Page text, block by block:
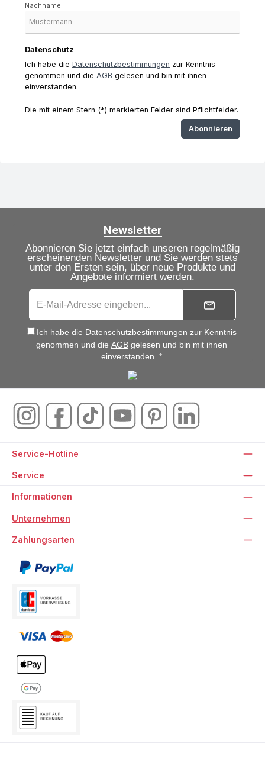
Nachname
Datenschutz
Ich habe die Datenschutzbestimmungen zur Kenntnis
genommen und die AGB gelesen und bin mit ihnen
einverstanden.
Die mit einem Stern (*) markierten Felder sind Pflichtfelder.
Abonnieren
Newsletter
Abonnieren Sie jetzt einfach unseren regelmäßig
erscheinenden Newsletter und Sie werden stets
unter den Ersten sein, über neue Produkte und
Angebote informiert werden.
Ich habe die Datenschutzbestimmungen zur Kenntnis
genommen und die AGB gelesen und bin mit ihnen
einverstanden. *
Service-Hotline
Service
Informationen
Unternehmen
Zahlungsarten